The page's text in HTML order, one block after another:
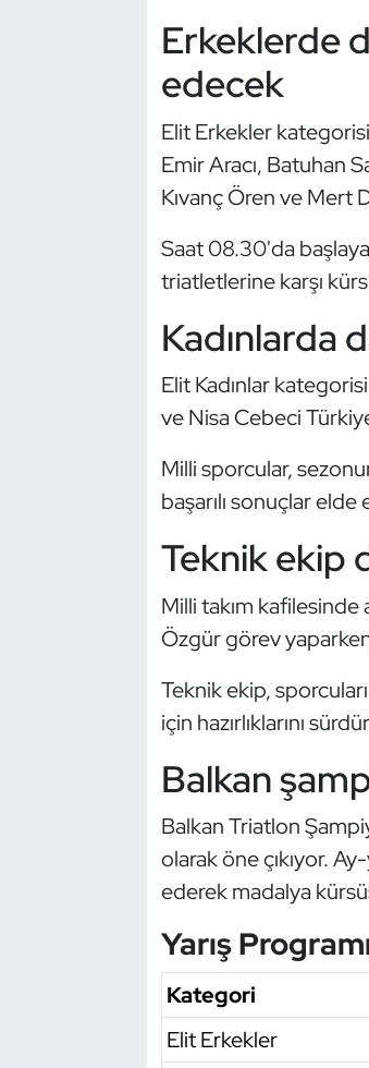
Erkeklerde
edecek
Elit Erkekler
Emir Aracı, Batuhan
Kıvanç Ören ve Mert
Saat 08.30'da
triatletlerine karşı
Kadınlarda
Elit Kadınlar
ve Nisa Cebeci
Milli sporcular,
başarılı sonuçlar
Teknik ekip
Milli takım
Özgür görev
Teknik ekip,
için hazırlıklarını
Balkan
Balkan Triatlon
olarak öne çıkıyor.
ederek madalya
Yarış
Kategori
Elit Erkekler
Hava Sporları
İşitme Engelli Sporcular
Judo ve Kuraş
Kano ve Rafting
Modern Pentatlon
Motor Sporları
Özel Sporcular